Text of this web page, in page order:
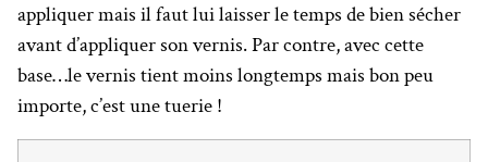
appliquer mais il faut lui laisser le temps de bien sécher
avant d’appliquer son vernis. Par contre, avec cette
base…le vernis tient moins longtemps mais bon peu
importe, c’est une tuerie !